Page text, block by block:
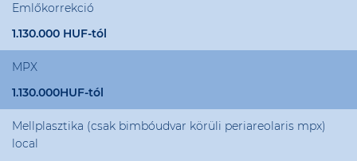
Emlőkorrekció
1.130.000 HUF-tól
MPX
1.130.000HUF-tól
Mellplasztika (csak bimbóudvar körüli periareolaris mpx)
local